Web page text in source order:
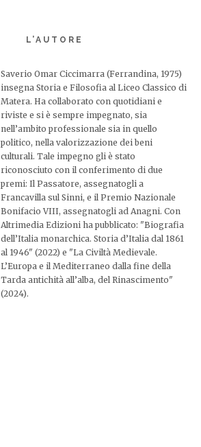
L’AUTORE
Saverio Omar Ciccimarra (Ferrandina, 1975)
insegna Storia e Filosofia al Liceo Classico di
Matera. Ha collaborato con quotidiani e
riviste e si è sempre impegnato, sia
nell’ambito professionale sia in quello
politico, nella valorizzazione dei beni
culturali. Tale impegno gli è stato
riconosciuto con il conferimento di due
premi: Il Passatore, assegnatogli a
Francavilla sul Sinni, e il Premio Nazionale
Bonifacio VIII, assegnatogli ad Anagni. Con
Altrimedia Edizioni ha pubblicato: "Biografia
dell’Italia monarchica. Storia d’Italia dal 1861
al 1946" (2022) e "La Civiltà Medievale.
L’Europa e il Mediterraneo dalla fine della
Tarda antichità all’alba, del Rinascimento"
(2024).